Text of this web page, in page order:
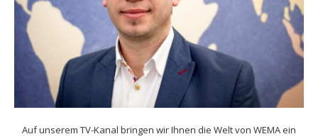
Auf unserem TV-Kanal bringen wir Ihnen die Welt von WEMA ein